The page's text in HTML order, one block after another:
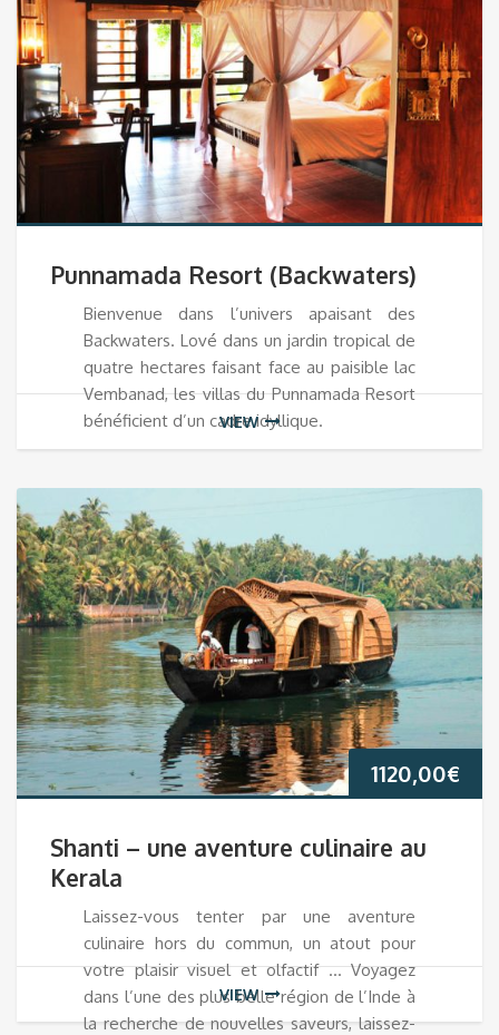
Punnamada Resort (Backwaters)
Bienvenue dans l’univers apaisant des
Backwaters. Lové dans un jardin tropical de
quatre hectares faisant face au paisible lac
Vembanad, les villas du Punnamada Resort
bénéficient d’un cadre idyllique.
VIEW
1120,00€
Shanti – une aventure culinaire au
Kerala
Laissez-vous tenter par une aventure
culinaire hors du commun, un atout pour
votre plaisir visuel et olfactif … Voyagez
dans l’une des plus belle région de l’Inde à
la recherche de nouvelles saveurs, laissez-
VIEW